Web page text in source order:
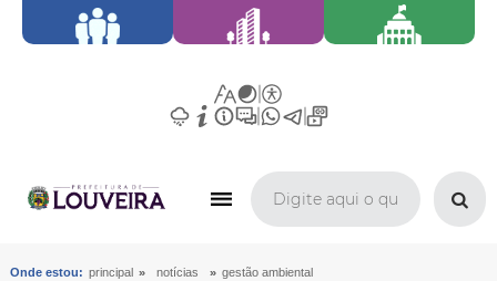
Onde estou: principal » notícias » gestão ambiental